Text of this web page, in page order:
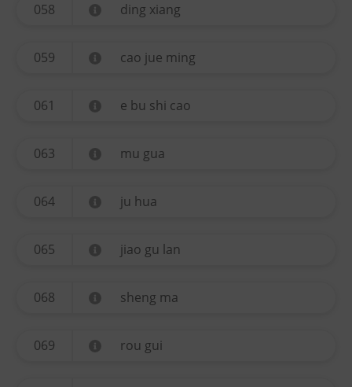
058 ding xiang
059 cao jue ming
061 e bu shi cao
063 mu gua
064 ju hua
065 jiao gu lan
068 sheng ma
069 rou gui